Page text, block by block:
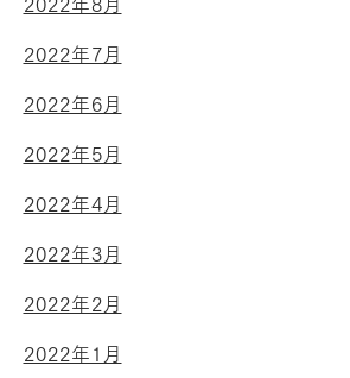
2022年8月
2022年7月
2022年6月
2022年5月
2022年4月
2022年3月
2022年2月
2022年1月